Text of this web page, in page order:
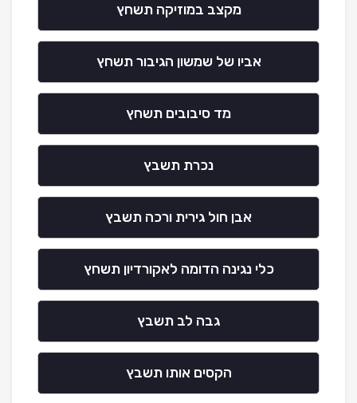
מקצב במוזיקה תשחץ
אביו של שמשון הגיבור תשחץ
מד סיבובים תשחץ
נכרת תשבץ
אבן חול גירית ורכה תשבץ
כלי נגינה הדומה לאקורדיון תשחץ
גבה לב תשבץ
הקסים אותו תשבץ